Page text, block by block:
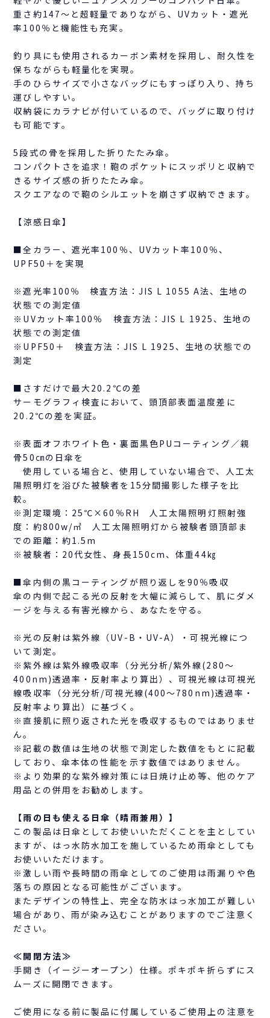
重さ約147～と超軽量でありながら、UVカット・遮光
率100％と機能性も充実。
釣り具にも使用されるカーボン素材を採用し、耐久性を
保ちながらも軽量化を実現。
手のひらサイズで小さなバッグにもすっぽり入り、持ち
運びしやすい。
収納袋にカラナビが付いているので、バッグに取り付け
も可能です。
5段式の骨を採用した折りたたみ傘。
コンパクトさを追求！鞄のポケットにスッポリと収納で
きるサイズ感の折りたたみ傘。
スクエアなので鞄のシルエットを崩さず収納できます。
【涼感日傘】
■全カラー、遮光率100％、UVカット率100％、
UPF50＋を実現
※遮光率100％ 検査方法：JIS L 1055 A法、生地の
状態での測定値
※UVカット率100％ 検査方法：JIS L 1925、生地の
状態での測定値
※UPF50＋ 検査方法：JIS L 1925、生地の状態での
測定
■さすだけで最大20.2℃の差
サーモグラフィ検査において、頭頂部表面温度差に
20.2℃の差を実証。
※表面オフホワイト色・裏面黒色PUコーティング／親
骨50㎝の日傘を
使用している場合と、使用していない場合で、人工太
陽照明灯を浴びた被験者を15分間撮影した様子を比
較。
※測定環境：25℃×60％RH 人工太陽照明灯照射強
度：約800w/㎡ 人工太陽照明灯から被験者頭頂部ま
での距離：約1.5m
※被験者：20代女性、身長150cm、体重44㎏
■傘内側の黒コーティングが照り返しを90％吸収
傘の内側で起こる光の反射を大幅に減らして、肌にダメ
ージを与える有害光線から、あなたを守る。
※光の反射は紫外線（UV-B・UV-A）・可視光線につ
いて測定。
※紫外線は紫外線吸収率（分光分析/紫外線(280～
400nm)透過率・反射率より算出）、可視光線は可視光
線吸収率（分光分析/可視光線(400～780nm)透過率・
反射率より算出）に基づく。
※直接肌に照り返された光を吸収するものではありませ
ん。
※記載の数値は生地の状態で測定した数値をもとに記載
しており、傘本体の性能を示す数値ではありません。
※より効果的な紫外線対策には日焼け止め等、他のケア
用品との併用をお勧めします。
【雨の日も使える日傘（晴雨兼用）】
この製品は日傘としてお使いいただくことを主としてい
ますが、はっ水防水加工を施しているため雨傘としても
お使いいただけます。
※激しい雨や長時間の雨傘としてのご使用は雨漏りや色
落ちの原因となる可能性がございます。
またデザインの特性上、完全な防水はっ水加工が難しい
場合があり、雨が染み込むことがありますのでご注意く
ださい。
≪開閉方法≫
手開き（イージーオープン）仕様。ポキポキ折らずにス
ムーズに開閉できます。
ご使用になる前に製品に付属しているご使用上の注意を